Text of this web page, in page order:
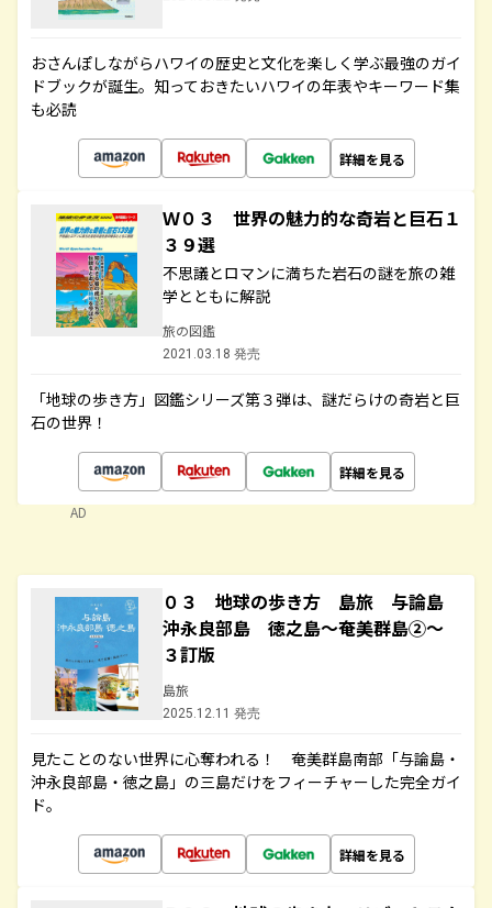
おさんぽしながらハワイの歴史と文化を楽しく学ぶ最強のガイ
ドブックが誕生。知っておきたいハワイの年表やキーワード集
も必読
詳細を見る
Ｗ０３ 世界の魅力的な奇岩と巨石１
３９選
不思議とロマンに満ちた岩石の謎を旅の雑
学とともに解説
旅の図鑑
2021.03.18 発売
「地球の歩き方」図鑑シリーズ第３弾は、謎だらけの奇岩と巨
石の世界！
詳細を見る
AD
０３ 地球の歩き方 島旅 与論島
沖永良部島 徳之島～奄美群島②～
３訂版
島旅
2025.12.11 発売
見たことのない世界に心奪われる！ 奄美群島南部「与論島・
沖永良部島・徳之島」の三島だけをフィーチャーした完全ガイ
ド。
詳細を見る